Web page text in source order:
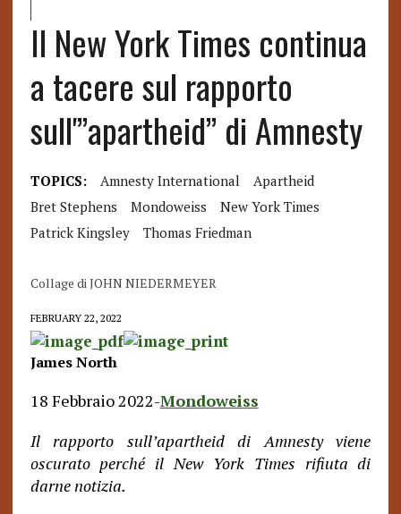
Il New York Times continua
a tacere sul rapporto
sull'”apartheid” di Amnesty
TOPICS: Amnesty International
Apartheid
Bret Stephens
Mondoweiss
New York Times
Patrick Kingsley
Thomas Friedman
Collage di JOHN NIEDERMEYER
FEBRUARY 22, 2022
James North
18 Febbraio 2022-Mondoweiss
Il rapporto sull’apartheid di Amnesty viene
oscurato perché il New York Times rifiuta di
darne notizia.